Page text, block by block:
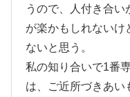
うので、人付き合
が楽かもしれないけ
ないと思う。
私の知り合いで1番
は、ご近所づきあい